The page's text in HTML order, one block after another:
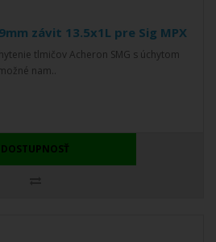
závit 13.5x1L pre Sig MPX
tlmičov Acheron SMG s úchytom
nam..